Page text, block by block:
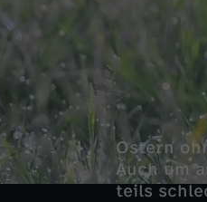
Ostern
Auch um
teils